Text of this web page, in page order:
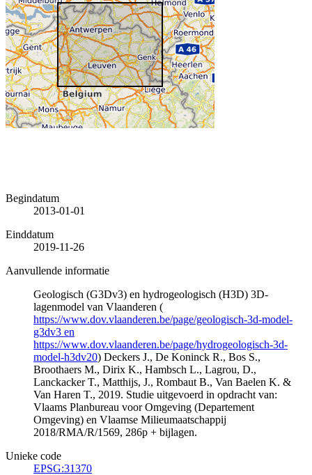
Begindatum
2013-01-01
Einddatum
2019-11-26
Aanvullende informatie
Geologisch (G3Dv3) en hydrogeologisch (H3D) 3D-
lagenmodel van Vlaanderen (
https://www.dov.vlaanderen.be/page/geologisch-3d-model-
g3dv3 en
https://www.dov.vlaanderen.be/page/hydrogeologisch-3d-
model-h3dv20) Deckers J., De Koninck R., Bos S.,
Broothaers M., Dirix K., Hambsch L., Lagrou, D.,
Lanckacker T., Matthijs, J., Rombaut B., Van Baelen K. &
Van Haren T., 2019. Studie uitgevoerd in opdracht van:
Vlaams Planbureau voor Omgeving (Departement
Omgeving) en Vlaamse Milieumaatschappij
2018/RMA/R/1569, 286p + bijlagen.
Unieke code
EPSG:31370